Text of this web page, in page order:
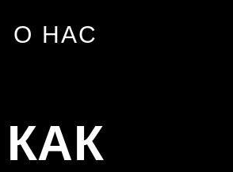
О НАС
КАК